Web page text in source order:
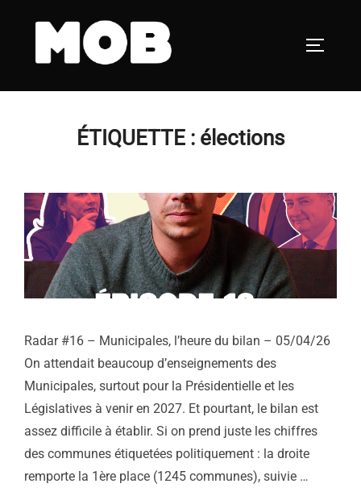
ÉTIQUETTE : élections
Radar #16 – Municipales, l’heure du bilan – 05/04/26
On attendait beaucoup d’enseignements des
Municipales, surtout pour la Présidentielle et les
Législatives à venir en 2027. Et pourtant, le bilan est
assez difficile à établir. Si on prend juste les chiffres
des communes étiquetées politiquement : la droite
remporte la 1ère place (1245 communes), suivie …